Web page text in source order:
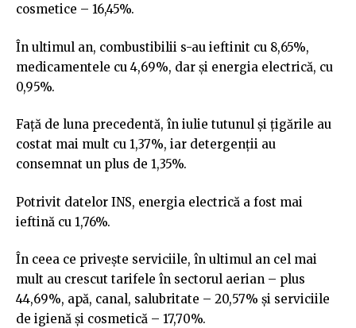
cosmetice – 16,45%.
În ultimul an, combustibilii s-au ieftinit cu 8,65%,
medicamentele cu 4,69%, dar şi energia electrică, cu
0,95%.
Faţă de luna precedentă, în iulie tutunul şi ţigările au
costat mai mult cu 1,37%, iar detergenţii au
consemnat un plus de 1,35%.
Potrivit datelor INS, energia electrică a fost mai
ieftină cu 1,76%.
În ceea ce priveşte serviciile, în ultimul an cel mai
mult au crescut tarifele în sectorul aerian – plus
44,69%, apă, canal, salubritate – 20,57% şi serviciile
de igienă şi cosmetică – 17,70%.